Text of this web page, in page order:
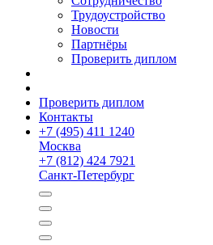
Трудоустройство
Новости
Партнёры
Проверить диплом
Проверить диплом
Контакты
+7 (495) 411 1240
Москва
+7 (812) 424 7921
Санкт-Петербург